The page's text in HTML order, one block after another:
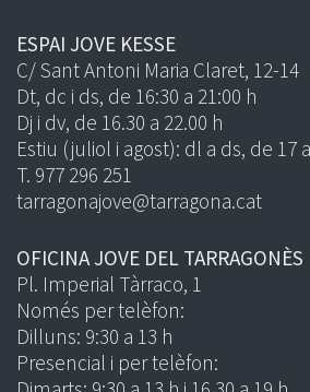
ESPAI JOVE KESSE
C/ Sant Antoni Maria Claret, 12-14
Dt, dc i ds, de 16:30 a 21:00 h
Dj i dv, de 16.30 a 22.00 h
Estiu (juliol i agost): dl a ds, de 17
T. 977 296 251
tarragonajove@tarragona.cat
OFICINA JOVE DEL TARRAGONÈS
Pl. Imperial Tàrraco, 1
Només per telèfon:
Dilluns: 9:30 a 13 h
Presencial i per telèfon: